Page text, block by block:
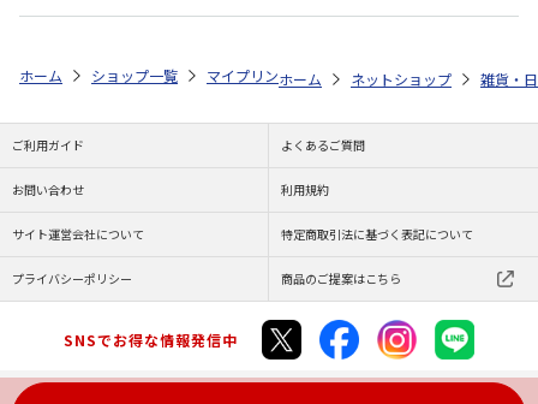
ホーム ショップ一覧 マイプリント カーステッカー【スコティッ
ホーム ネットショップ 雑貨・
ご利用ガイド よくあるご質問
お問い合わせ 利用規約
サイト運営会社について 特定商取引法に基づく表記について
プライバシーポリシー 商品のご提案はこちら
SNSでお得な情報発信中